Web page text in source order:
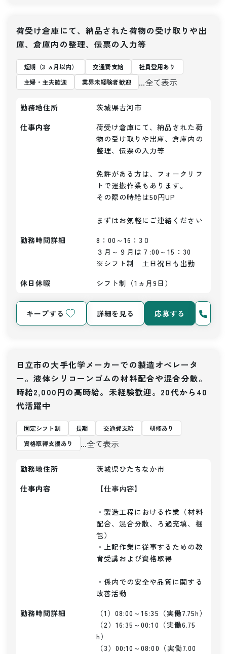
荷受け倉庫にて、納品された荷物の受け取りや出
庫、倉庫内の整理、伝票の入力等
短期（3 ヵ月以内） 交通費支給
社員登用あり
主婦・主夫歓迎
業界未経験者歓迎 ...全て表示
勤務地住所
茨城県古河市
仕事内容
荷受け倉庫にて、納品された荷
物の受け取りや出庫、倉庫内の
整理、伝票の入力等
免許がある方は、フォークリフ
トで運搬作業もあります。
その際の時給は50円UP
まずはお気軽にご連絡ください
勤務時間詳細
8：00～16：3０
３月～９月は７:00～15：30
※シフト制　土日祝日も出勤
休日休暇
シフト制（1ヵ月9日）
キープする 詳細を見る 応募する
日立市の大手化学メーカーでの製造オペレータ
ー。液体シリコーンゴムの材料配合や混合分散。
時給2,000円の高時給。未経験歓迎。20代から40
代活躍中
固定シフト制 長期 交通費支給
研修あり
資格取得支援あり
...全て表示
勤務地住所
茨城県ひたちなか市
仕事内容
【仕事内容】
・製造工程における作業（材料
配合、混合分散、ろ過充填、梱
包）
・上記作業に従事するための教
育受講および資格取得
・係内での安全や品質に関する
改善活動
勤務時間詳細
（1）08:00～16:35（実働7.75h）
（2）16:35～00:10（実働6.75
h）
（3）00:10～08:00（実働7.00